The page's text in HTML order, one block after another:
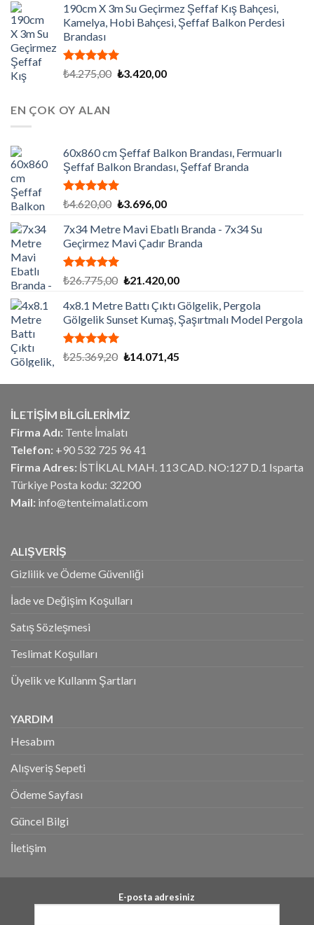
190cm X 3m Su Geçirmez Şeffaf Kış Bahçesi,
Kamelya, Hobi Bahçesi, Şeffaf Balkon Perdesi
Brandası
5 üzerinden
oy
₺4.275,00 Orijinal
₺3.420,00Şu
EN ÇOK OY ALAN
60x860 cm Şeffaf Balkon Brandası, Fermuarlı
Şeffaf Balkon Brandası, Şeffaf Branda
5 üzerinden
oy
aldı
₺4.620,00 Orijinal
₺4.620,00.
₺3.696,00Şu
fiyat:
₺3.696,00.
7x34 Metre Mavi Ebatlı Branda - 7x34 Su
Geçirmez Mavi Çadır Branda
5 üzerinden
aldı
₺26.775,00 Orijinal
₺26.775,00.
₺21.420,00Şu
fiyat:
₺21.420,00.
4x8.1 Metre Battı Çıktı Gölgelik, Pergola
Gölgelik Sunset Kumaş, Şaşırtmalı Model Pergola
5 üzerinden
₺25.369,20 Orijinal
₺25.369,20.
₺14.071,45Şu
fiyat:
İLETİŞİM BİLGİLERİMİZ
Firma Adı: Tente İmalatı
Telefon: +90 532 725 96 41
Firma Adres: İSTİKLAL MAH. 113 CAD. NO:127 D.1 Isparta
Türkiye Posta kodu: 32200
Mail: info@tenteimalati.com
ALIŞVERİŞ
Gizlilik ve Ödeme Güvenliği
İade ve Değişim Koşulları
Satış Sözleşmesi
Teslimat Koşulları
Üyelik ve Kullanm Şartları
YARDIM
Hesabım
Alışveriş Sepeti
Ödeme Sayfası
Güncel Bilgi
İletişim
E-posta adresiniz